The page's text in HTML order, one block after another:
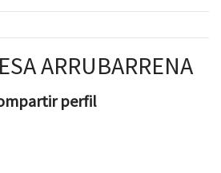
ARRUBARRENA
perfil